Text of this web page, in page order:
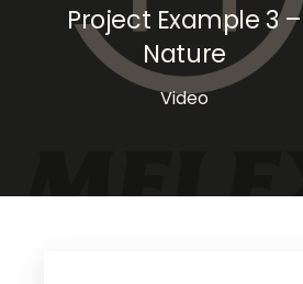
Project Example 3 –
Nature
Video